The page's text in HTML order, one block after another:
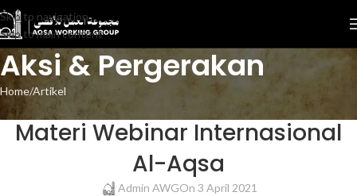
Skip to navigation
Skip to main content
Aksi & Pergerakan
Home Artikel
ARTIKEL
Materi Webinar Internasional
Al-Aqsa
Admin AWGOn 3 April 2021